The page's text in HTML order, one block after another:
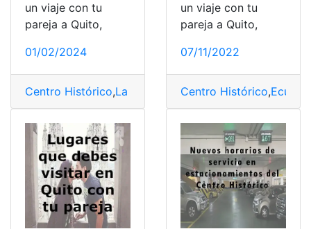
un viaje con tu
pareja a Quito,
01/02/2024
Centro Histórico,La Ronda Lugares,pareja,Quito,
un viaje con tu
pareja a Quito,
07/11/2022
Centro Histórico,